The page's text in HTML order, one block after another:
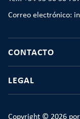
Correo electrónico:
CONTACTO
LEGAL
Copyright © 2026 por